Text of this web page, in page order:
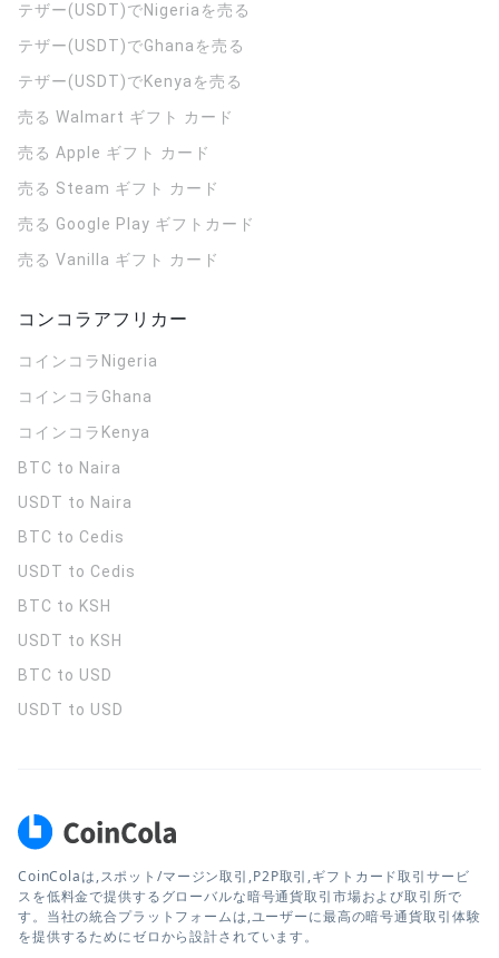
テザー(USDT)でNigeriaを売る
テザー(USDT)でGhanaを売る
テザー(USDT)でKenyaを売る
売る Walmart ギフト カード
売る Apple ギフト カード
売る Steam ギフト カード
売る Google Play ギフトカード
売る Vanilla ギフト カード
コンコラアフリカー
コインコラ Nigeria
コインコラ Ghana
コインコラ Kenya
BTC to Naira
USDT to Naira
BTC to Cedis
USDT to Cedis
BTC to KSH
USDT to KSH
BTC to USD
USDT to USD
CoinColaは,スポット/マージン取引,P2P取引,ギフトカード取引サービ
スを低料金で提供するグローバルな暗号通貨取引市場および取引所で
す。当社の統合プラットフォームは,ユーザーに最高の暗号通貨取引体験
を提供するためにゼロから設計されています。